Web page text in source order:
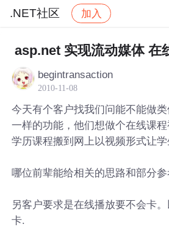
.NET社区 加入
.NET社区 帖子详情
asp.net 实现流动媒体 在
begintransaction
2010-11-08
今天有个客户找我们问能不能做
一样的功能，他们想做个在线课
学历课程搬到网上以视频形式让学
哪位前辈能给相关的思路和部分
另客户要求是在线播放要不会卡
卡.